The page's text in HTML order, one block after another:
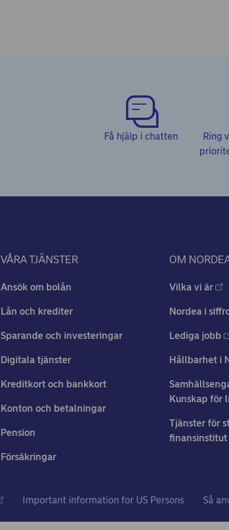
Få hjälp i chatten
Ring
VÅRA TJÄNSTER
Ansök om bolån
Lån och krediter
Sparande och investeringar
Digitala tjänster
Kreditkort och bankkort
Konton och betalningar
Pension
Försäkringar
OM
Vilka vi är
Nordea i
Lediga jobb
Hållbarhet i
Kunskap för
Tjänster för
finansinstitut
Important information for US Persons Så